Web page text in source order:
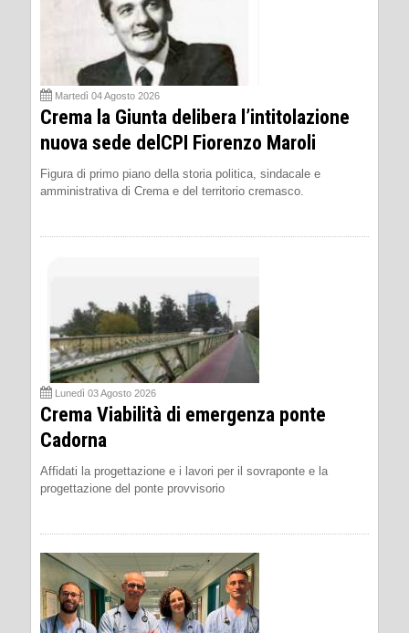
Martedì 04 Agosto 2026
Crema la Giunta delibera l’intitolazione
nuova sede delCPI Fiorenzo Maroli
Figura di primo piano della storia politica, sindacale e
amministrativa di Crema e del territorio cremasco.
Lunedì 03 Agosto 2026
Crema Viabilità di emergenza ponte
Cadorna
Affidati la progettazione e i lavori per il sovraponte e la
progettazione del ponte provvisorio